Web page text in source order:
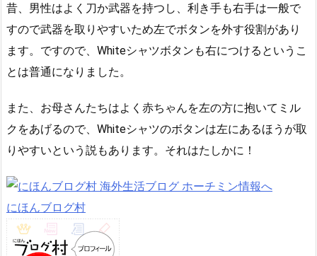
昔、男性はよく刀か武器を持つし、利き手も右手は一般で
すので武器を取りやすいため左でボタンを外す役割があり
ます。ですので、Whiteシャツボタンも右につけるというこ
とは普通になりました。
また、お母さんたちはよく赤ちゃんを左の方に抱いてミル
クをあげるので、Whiteシャツのボタンは左にあるほうが取
りやすいという説もあります。それはたしかに！
にほんブログ村